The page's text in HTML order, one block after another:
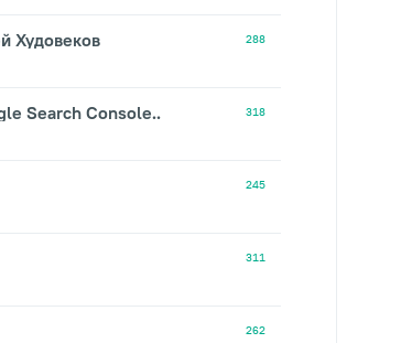
Худовеков 288
Search Console.. 318
245
311
262